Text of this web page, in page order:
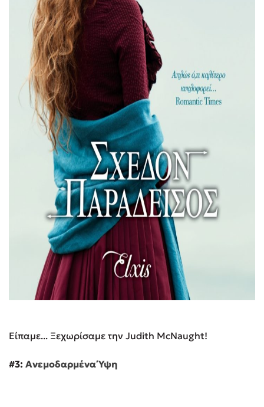
Είπαμε... Ξεχωρίσαμε την Judith McNaught!
#3: Ανεμοδαρμένα Ύψη